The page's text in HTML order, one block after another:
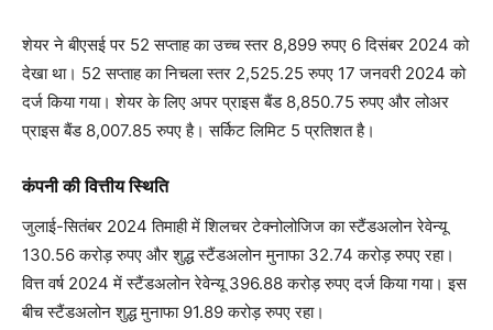
शेयर ने बीएसई पर 52 सप्ताह का उच्च स्तर 8,899 रुपए 6 दिसंबर 2024 को
देखा था। 52 सप्ताह का निचला स्तर 2,525.25 रुपए 17 जनवरी 2024 को
दर्ज किया गया। शेयर के लिए अपर प्राइस बैंड 8,850.75 रुपए और लोअर
प्राइस बैंड 8,007.85 रुपए है। सर्किट लिमिट 5 प्रतिशत है।
कंपनी की वित्तीय स्थिति
जुलाई-सितंबर 2024 तिमाही में शिलचर टेक्नोलोजिज का स्टैंडअलोन रेवेन्यू
130.56 करोड़ रुपए और शुद्ध स्टैंडअलोन मुनाफा 32.74 करोड़ रुपए रहा।
वित्त वर्ष 2024 में स्टैंडअलोन रेवेन्यू 396.88 करोड़ रुपए दर्ज किया गया। इस
बीच स्टैंडअलोन शुद्ध मुनाफा 91.89 करोड़ रुपए रहा।